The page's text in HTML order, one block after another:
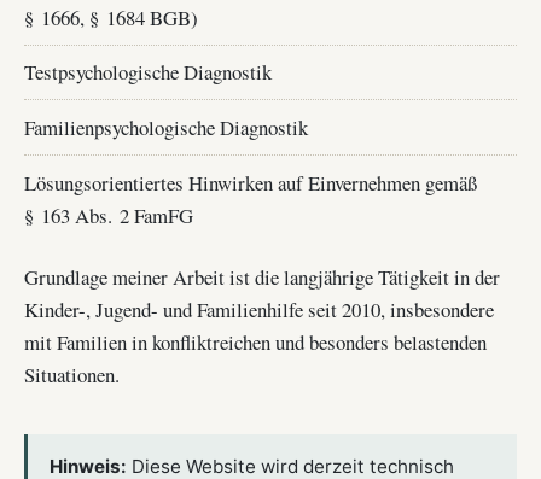
§ 1666, § 1684 BGB)
Testpsychologische Diagnostik
Familienpsychologische Diagnostik
Lösungsorientiertes Hinwirken auf Einvernehmen gemäß
§ 163 Abs. 2 FamFG
Grundlage meiner Arbeit ist die langjährige Tätigkeit in der
Kinder-, Jugend- und Familienhilfe seit 2010, insbesondere
mit Familien in konfliktreichen und besonders belastenden
Situationen.
Hinweis: Diese Website wird derzeit technisch